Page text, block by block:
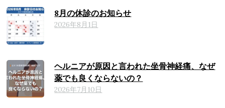
8月の休診のお知らせ
2026年8月1日
ヘルニアが原因と言われた坐骨神経痛、なぜ
薬でも良くならないの？
2026年7月10日